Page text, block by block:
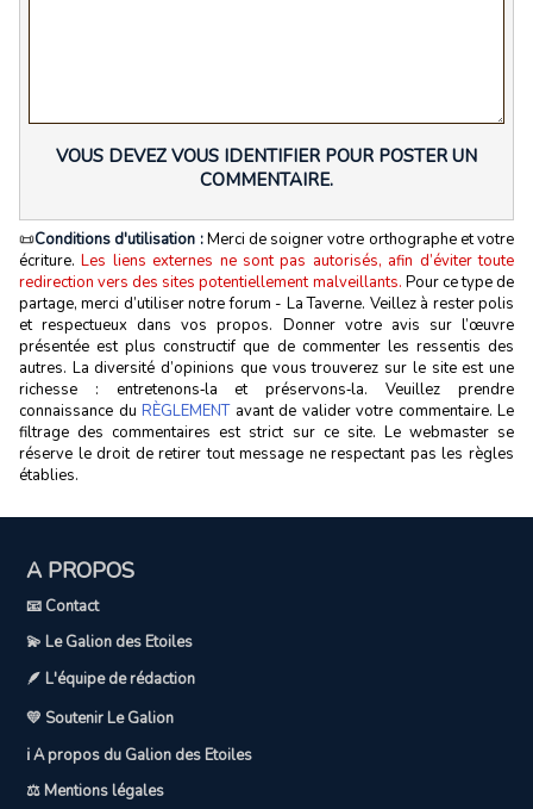
VOUS DEVEZ VOUS IDENTIFIER POUR POSTER UN
COMMENTAIRE.
📜Conditions d'utilisation :Merci de soigner votre orthographe et votre
écriture.Les liens externes ne sont pas autorisés, afin d’éviter toute
redirection vers des sites potentiellement malveillants. Pour ce type de
partage, merci d’utiliser notre forum - La Taverne. Veillez à rester polis
et respectueux dans vos propos. Donner votre avis sur l’œuvre
présentée est plus constructif que de commenter les ressentis des
autres. La diversité d’opinions que vous trouverez sur le site est une
richesse : entretenons‑la et préservons‑la. Veuillez prendre
connaissance du RÈGLEMENTavant de valider votre commentaire. Le
filtrage des commentaires est strict sur ce site. Le webmaster se
réserve le droit de retirer tout message ne respectant pas les règles
établies.
A PROPOS
📧 Contact
💫 Le Galion des Etoiles
🪶 L'équipe de rédaction
💛 Soutenir Le Galion
ℹ️ A propos du Galion des Etoiles
⚖️ Mentions légales